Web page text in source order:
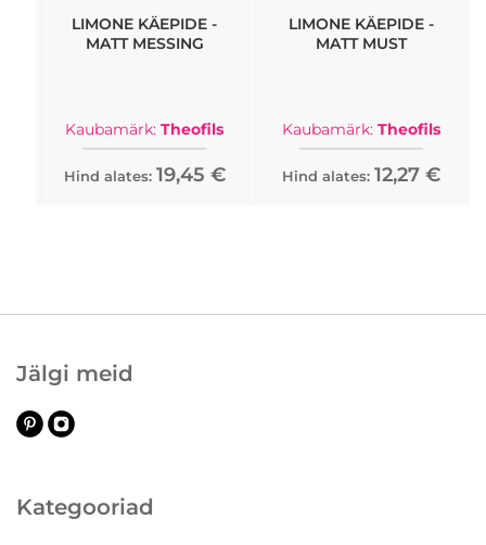
LIMONE KÄEPIDE -
MATT MESSING
Kaubamärk: Theofils
Hind alates: 19,45 €
LIMONE KÄEPIDE -
MATT MUST
Kaubamärk: Theofils
Hind alates: 12,27 €
Kategooriad
Jälgi meid